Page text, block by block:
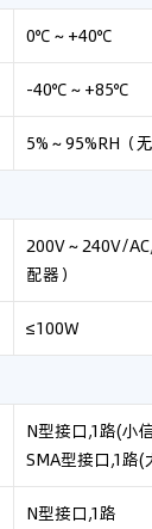
0℃～+40℃
-40℃～+85℃
5%～95%RH（
200V～240V/
配器）
≤100W
N型接口,1路(小
SMA型接口,1路(
N型接口,1路